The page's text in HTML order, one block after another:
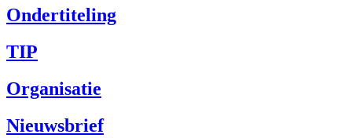
Ondertiteling
TIP
Organisatie
Nieuwsbrief